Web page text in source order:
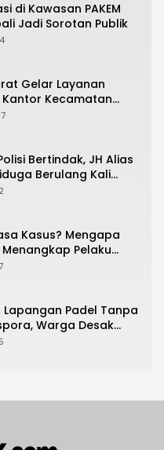
di Kawasan PAKEM
Jadi Sorotan Publik
Gelar Layanan
Kecamatan
Warga Antusias
Bertindak, JH Alias
Berulang Kali
Motor Tanpa
Kasus? Mengapa
Pelaku
di Pancur Batu
Lapangan Padel Tanpa
Warga Desak
Jakarta Barat